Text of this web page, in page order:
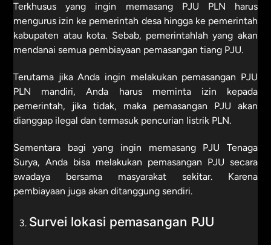
Terkhusus yang ingin memasang PJU PLN harus
mengurus izin ke pemerintah desa hingga ke pemerintah
kabupaten atau kota. Sebab, pemerintahlah yang akan
mendanai semua pembiayaan pemasangan tiang PJU.
Terutama jika Anda ingin melakukan pemasangan PJU
PLN mandiri, Anda harus meminta izin kepada
pemerintah, jika tidak, maka pemasangan PJU akan
dianggap ilegal dan termasuk pencurian listrik PLN.
Sementara bagi yang ingin memasang PJU Tenaga
Surya, Anda bisa melakukan pemasangan PJU secara
swadaya bersama masyarakat sekitar. Karena
pembiayaan juga akan ditanggung sendiri.
Survei lokasi pemasangan PJU